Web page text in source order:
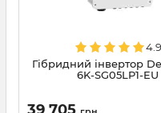
4.9
Гібридний інвертор
6K-SG05LP1-EU